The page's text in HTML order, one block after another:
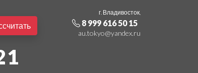
г. Владивосток,
8 999 616 50 15
au.tokyo@yandex.ru